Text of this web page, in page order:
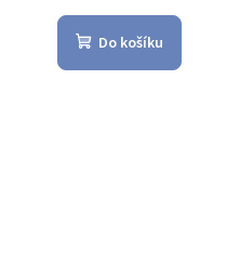
Do košíku